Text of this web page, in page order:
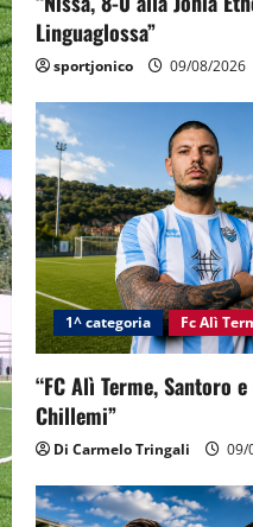
Linguaglossa”
sportjonico 09/08/2026
1^ categoria Fc Alì
“FC Alì Terme, Santoro
Chillemi”
Di Carmelo Tringali 09/